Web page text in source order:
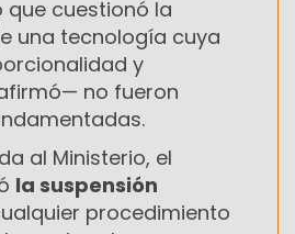
que cuestionó la
una tecnología cuya
y
no fueron
al Ministerio, el
la suspensión
procedimiento